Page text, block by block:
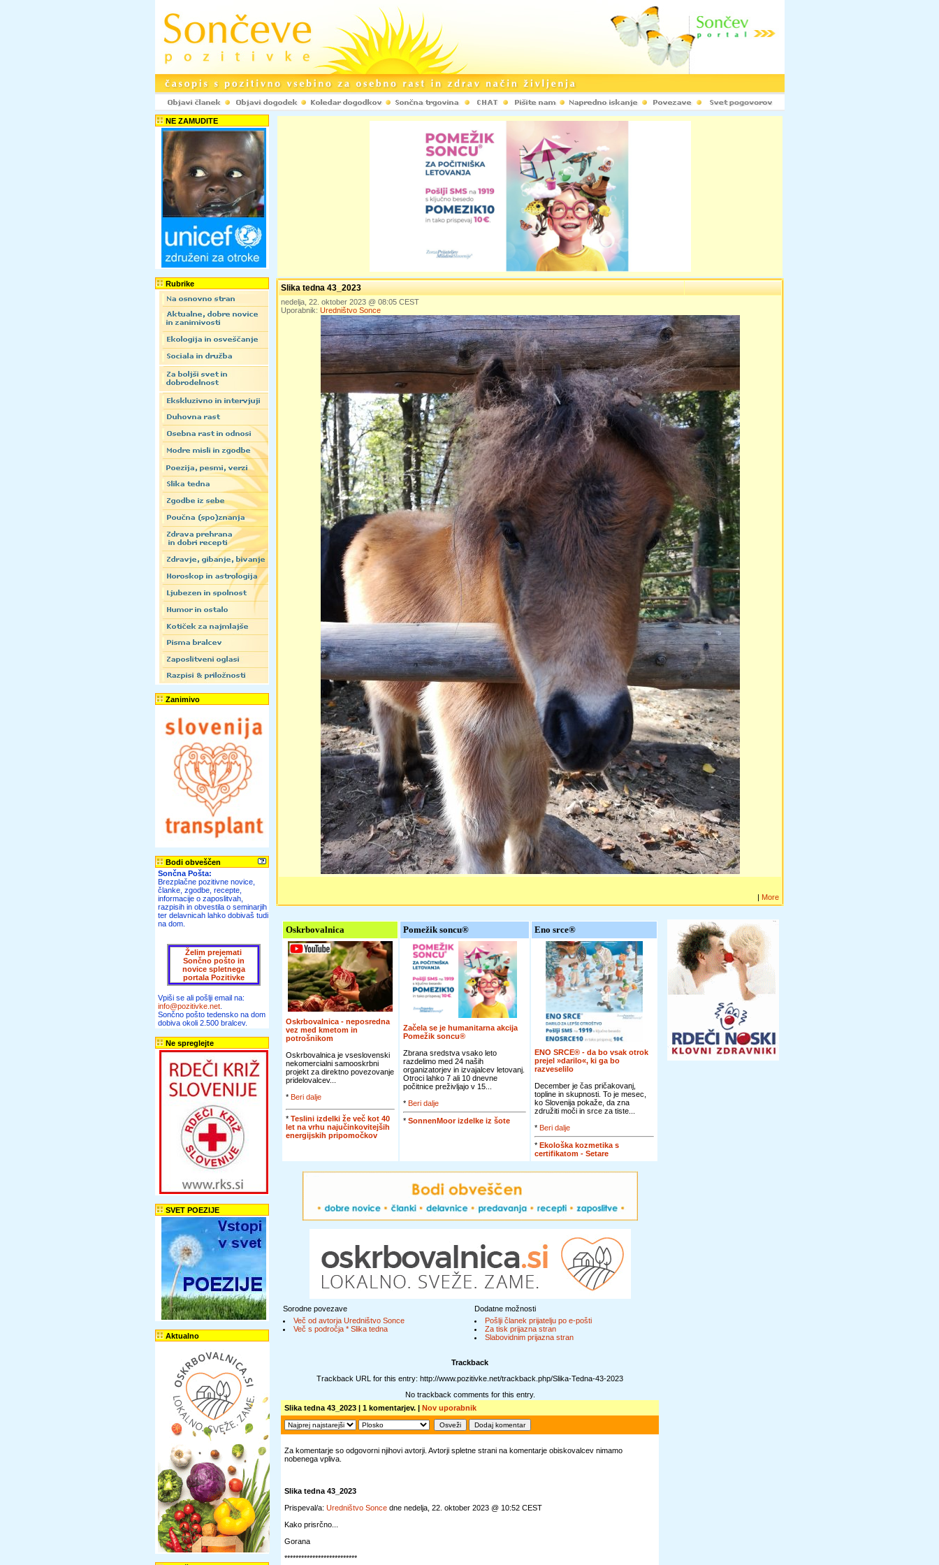
NE ZAMUDITE
Rubrike
Zanimivo
Bodi obveščen
Sončna Pošta:
Brezplačne pozitivne novice,
članke, zgodbe, recepte,
informacije o zaposlitvah,
razpisih in obvestila o seminarjih
ter delavnicah lahko dobivaš tudi
na dom.
Želim prejemati
Sončno pošto in
novice spletnega
portala Pozitivke
Vpiši se ali pošlji email na:
info@pozitivke.net
Sončno pošto tedensko na dom
dobiva okoli 2.500 bralcev.
Ne spreglejte
SVET POEZIJE
Aktualno
Slika tedna 43_2023
nedelja, 22. oktober 2023 @ 08:05 CEST
Uporabnik: Uredništvo Sonce
| More
Oskrbovalnica
Oskrbovalnica - neposredna
vez med kmetom in
potrošnikom
Oskrbovalnica je vseslovenski
nekomercialni samooskrbni
projekt za direktno povezovanje
pridelovalcev...
* Beri dalje
* Teslini izdelki že več kot 40
let na vrhu najučinkovitejših
energijskih pripomočkov
Pomežik soncu®
Začela se je humanitarna akcija
Pomežik soncu®
Zbrana sredstva vsako leto
razdelimo med 24 naših
organizatorjev in izvajalcev letovanj.
Otroci lahko 7 ali 10 dnevne
počitnice preživljajo v 15...
* Beri dalje
* SonnenMoor izdelke iz šote
Eno srce®
ENO SRCE® - da bo vsak otrok
prejel »darilo«, ki ga bo
razveselilo
December je čas pričakovanj,
topline in skupnosti. To je mesec,
ko Slovenija pokaže, da zna
združiti moči in srce za tiste...
* Beri dalje
* Ekološka kozmetika s
certifikatom - Setare
Sorodne povezave
Več od avtorja Uredništvo Sonce
Več s področja * Slika tedna
Dodatne možnosti
Pošlji članek prijatelju po e-pošti
Za tisk prijazna stran
Slabovidnim prijazna stran
Trackback
Trackback URL for this entry: http://www.pozitivke.net/trackback.php/Slika-Tedna-43-2023
No trackback comments for this entry.
Slika tedna 43_2023 | 1 komentarjev. | Nov uporabnik
Za komentarje so odgovorni njihovi avtorji. Avtorji spletne strani na komentarje obiskovalcev nimamo
nobenega vpliva.
Slika tedna 43_2023
Prispeval/a: Uredništvo Sonce dne nedelja, 22. oktober 2023 @ 10:52 CEST
Kako prisrčno...
Gorana
**************************